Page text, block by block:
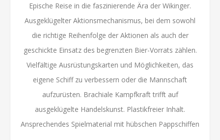
Epische Reise in die faszinierende Ära der Wikinger.
Ausgeklügelter Aktionsmechanismus, bei dem sowohl
die richtige Reihenfolge der Aktionen als auch der
geschickte Einsatz des begrenzten Bier-Vorrats zählen.
Vielfältige Ausrüstungskarten und Möglichkeiten, das
eigene Schiff zu verbessern oder die Mannschaft
aufzurüsten. Brachiale Kampfkraft trifft auf
ausgeklügelte Handelskunst. Plastikfreier Inhalt.
Ansprechendes Spielmaterial mit hübschen Pappschiffen